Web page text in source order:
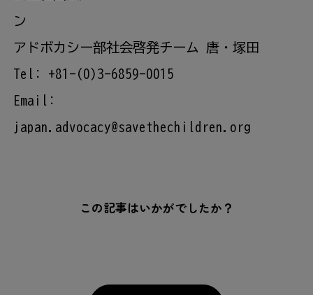
ン
アドボカシー部社会啓発チーム 唐・塚田
Tel: +81-(0)3-6859-0015
Email:
japan.advocacy@savethechildren.org
この記事はいかがでしたか？